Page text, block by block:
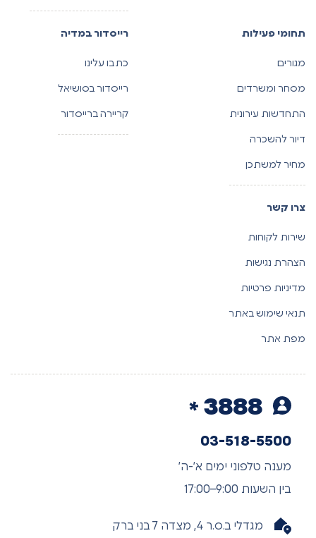
תחומי פעילות
מגורים
מסחר ומשרדים
התחדשות עירונית
דיור להשכרה
מחיר למשתכן
רייסדור במדיה
כתבו עלינו
רייסדור בסושיאל
קריירה ברייסדור
צרו קשר
שירות לקוחות
הצהרת נגישות
מדיניות פרטיות
תנאי שימוש באתר
מפת אתר
03-518-5500
מענה טלפוני ימים א’-ה’
בין השעות 9:00–17:00
מגדלי ב.ס.ר 4, מצדה 7 בני ברק